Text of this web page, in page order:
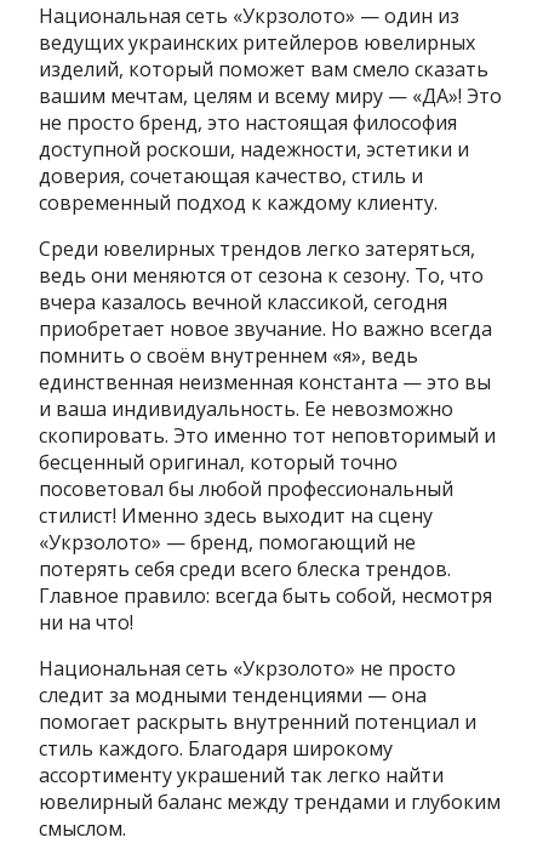
Национальная сеть «Укрзолото» — один из
ведущих украинских ритейлеров ювелирных
изделий, который поможет вам смело сказать
вашим мечтам, целям и всему миру — «ДА»! Это
не просто бренд, это настоящая философия
доступной роскоши, надежности, эстетики и
доверия, сочетающая качество, стиль и
современный подход к каждому клиенту.
Среди ювелирных трендов легко затеряться,
ведь они меняются от сезона к сезону. То, что
вчера казалось вечной классикой, сегодня
приобретает новое звучание. Но важно всегда
помнить о своём внутреннем «я», ведь
единственная неизменная константа — это вы
и ваша индивидуальность. Ее невозможно
скопировать. Это именно тот неповторимый и
бесценный оригинал, который точно
посоветовал бы любой профессиональный
стилист! Именно здесь выходит на сцену
«Укрзолото» — бренд, помогающий не
потерять себя среди всего блеска трендов.
Главное правило: всегда быть собой, несмотря
ни на что!
Национальная сеть «Укрзолото» не просто
следит за модными тенденциями — она
помогает раскрыть внутренний потенциал и
стиль каждого. Благодаря широкому
ассортименту украшений так легко найти
ювелирный баланс между трендами и глубоким
смыслом.